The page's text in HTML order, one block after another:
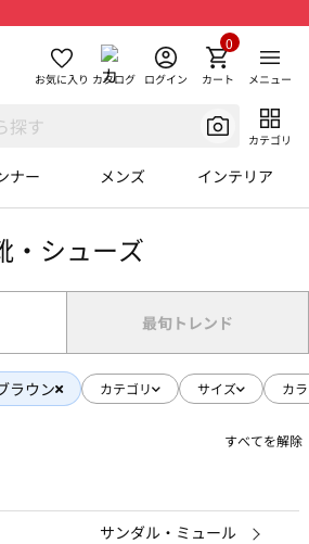
お気に入り カタログ ログイン カート
0
メニュー
カテゴリ
ナー メンズ インテリア
・シューズ
最旬トレンド
ラウン カテゴリ サイズ カ
すべてを解除
サンダル・ミュール